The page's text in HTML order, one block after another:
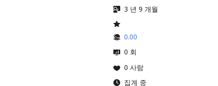
3 년 9 개월
0.00
0 회
0 사람
집계 중